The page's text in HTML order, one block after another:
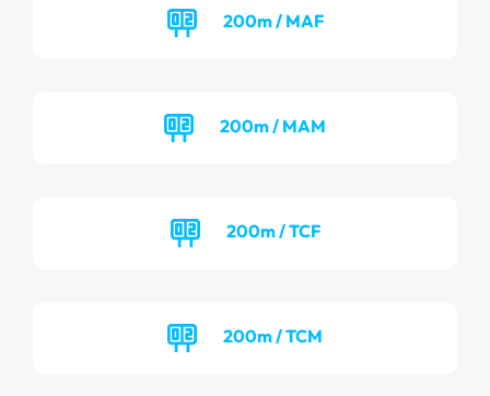
200m / MAF
200m / MAM
200m / TCF
200m / TCM